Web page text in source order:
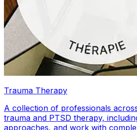
Trauma Therapy
A collection of professionals
trauma and PTSD therapy,
approaches, and work with